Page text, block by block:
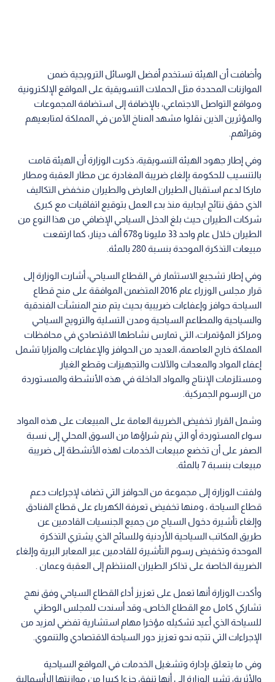
وأضافت أن الهيئة تستخدم أفضل الوسائل الترويجية ضمن
الموازنات المحددة مثل الحملات التسويقية على المواقع الإلكترونية
ومواقع التواصل الاجتماعي، بالإضافة إلى استضافة المجموعات
والمؤثرين الذين نقلوا مشهد المناخ الآمن في المملكة لمتابعيهم
وقرائهم.
وفي إطار جهود الهيئة التسويقية، ذكرت الوزارة أن الهيئة قامت
بالتنسيب للحكومة بإلغاء ضريبة المغادرة عن مطار العقبة ومطار
ماركا لدعم استقبال الطيران العارض والطيران منخفض التكاليف
الذي حقق نتائج ايجابية منذ بدء العمل بتوقيع اتفاقيات مع كبرى
شركات الطيران حيث بلغ الدخل السياحي الإضافي من هذا النوع من
الطيران خلال عام واحد 33 مليونا و678 ألف دينار، كما ارتفعت
مبيعات التذكرة الموحدة بنسبة 280 بالمئة.
وفي إطار تشجيع الاستثمار في القطاع السياحي، أشارت الوزارة إلى
قرار مجلس الوزراء عام 2016 المتضمن الموافقة على منح قطاع
السياحة حوافز وإعفاءات ضريبية بحيث يتم منح المنشآت الفندقية
والسياحية والمطاعم السياحية ومدن التسلية والترويج السياحي
ومراكز المؤتمرات، التي تمارس نشاطها الاقتصادي في محافظات
المملكة خارج العاصمة، العديد من الحوافز والإعفاءات والمزايا تشمل
إعفاء المواد والمعدات والآلات والتجهيزات وقطع الغيار
ومستلزمات الإنتاج والمواد الداخلة في هذه الأنشطة والمستوردة
من الرسوم الجمركية.
وشمل القرار تخفيض الضريبة العامة على المبيعات على هذه المواد
سواء المستوردة أو التي يتم شراؤها من السوق المحلي إلى نسبة
الصفر على أن تخضع مبيعات الخدمات لهذه الأنشطة إلى ضريبة
مبيعات بنسبة 7 بالمئة.
ولفتت الوزارة إلى مجموعة من الحوافز التي تضاف لإجراءات دعم
قطاع السياحة ، ومنها تخفيض تعرفة الكهرباء على قطاع الفنادق
وإلغاء تأشيرة دخول السياح من جميع الجنسيات القادمين عن
طريق المكاتب السياحية الأردنية وللسائح الذي يشتري التذكرة
الموحدة وتخفيض رسوم التأشيرة للقادمين عبر المعابر البرية وإلغاء
الضريبة الخاصة على تذاكر الطيران المنتظم إلى العقبة وعمان .
وأكدت الوزارة أنها تعمل على تعزيز أداء القطاع السياحي وفق نهج
تشاركي كامل مع القطاع الخاص، وقد أسندت للمجلس الوطني
للسياحة الذي أعيد تشكيله مؤخرا مهام استشارية تفضي لمزيد من
الإجراءات التي تتجه نحو تعزيز دور السياحة الاقتصادي والتنموي.
وفي ما يتعلق بإدارة وتشغيل الخدمات في المواقع السياحية
والأثرية، تشير الوزارة إلى أنها تنفق جزءا كبيرا من موازنتها الرأسمالية